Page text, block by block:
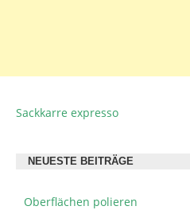
BEITRAGSNAVIGATION
Sackkarre expresso
NEUESTE BEITRÄGE
Oberflächen polieren